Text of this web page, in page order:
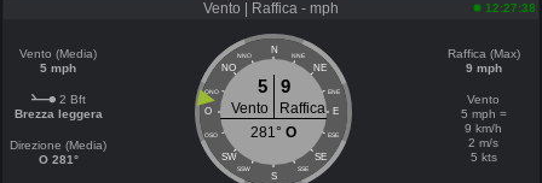
Vento | Raffica - mph 12:27:38
Vento (Media)
5 mph
2 Bft
Brezza leggera
Direzione (Media)
O 281°
N
NNO NNE
NO NE
ONO ENE
O E
OSO ESE
SW SE
SSW SSE
S
5 9
Vento
Raffica
281° O
Raffica (Max)
9 mph
Vento
5 mph =
9 km/h
2 m/s
5 kts